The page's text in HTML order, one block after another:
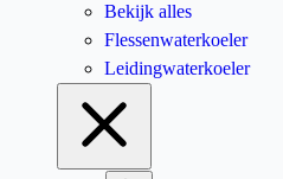
Bekijk alles
Flessenwaterkoeler
Leidingwaterkoeler